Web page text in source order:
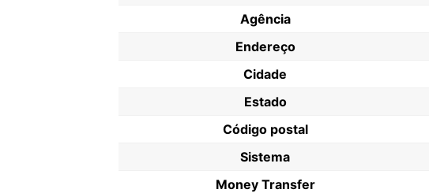
Agência
Endereço
Cidade
Estado
Código postal
Sistema
Money Transfer